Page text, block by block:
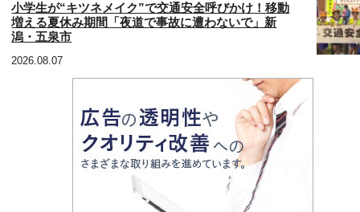
小学生が“キツネメイク”で交通安全呼びかけ！移動
増える夏休み期間「夜道で事故に遭わないで」新
潟・五泉市
2026.08.07